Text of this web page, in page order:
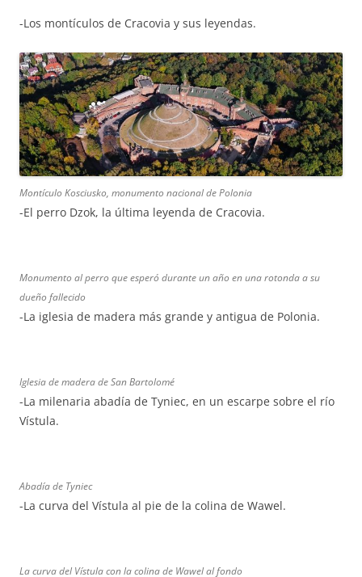
-Los montículos de Cracovia y sus leyendas.
Montículo Kosciusko, monumento nacional de Polonia
-El perro Dzok, la última leyenda de Cracovia.
Monumento al perro que esperó durante un año en una rotonda a su
dueño fallecido
-La iglesia de madera más grande y antigua de Polonia.
Iglesia de madera de San Bartolomé
-La milenaria abadía de Tyniec, en un escarpe sobre el río
Vístula.
Abadía de Tyniec
-La curva del Vístula al pie de la colina de Wawel.
La curva del Vístula con la colina de Wawel al fondo